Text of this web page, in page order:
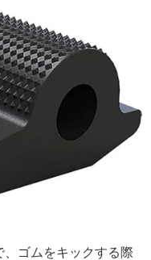
ゴムをキックする際